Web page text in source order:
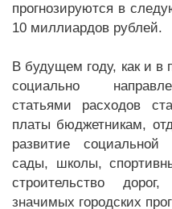
прогнозируются в
10 миллиардов рублей.
В будущем году, как и
социально
статьями расходов
платы бюджетникам,
развитие социальной
сады, школы,
строительство
значимых городских